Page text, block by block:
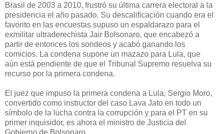
Brasil de 2003 a 2010, frustró su última carrera electoral a la
presidencia el año pasado. Su descalificación cuando era el
favorito en las encuestas supuso un espaldarazo para el
exmilitar ultraderechista Jair Bolsonaro, que encabezó a
partir de entonces los sondeos y acabó ganando los
comicios. La condena supone un mazazo para Lula, que
aún está pendiente de que el Tribunal Supremo resuelva su
recurso por la primera condena.
El juez que impuso la primera condena a Lula, Sergio Moro,
convertido como instructor del caso Lava Jato en todo un
símbolo de la lucha contra la corrupción y para el PT en su
primer inquisidor, es ahora el ministro de Justicia del
Gobierno de Bolsonaro.